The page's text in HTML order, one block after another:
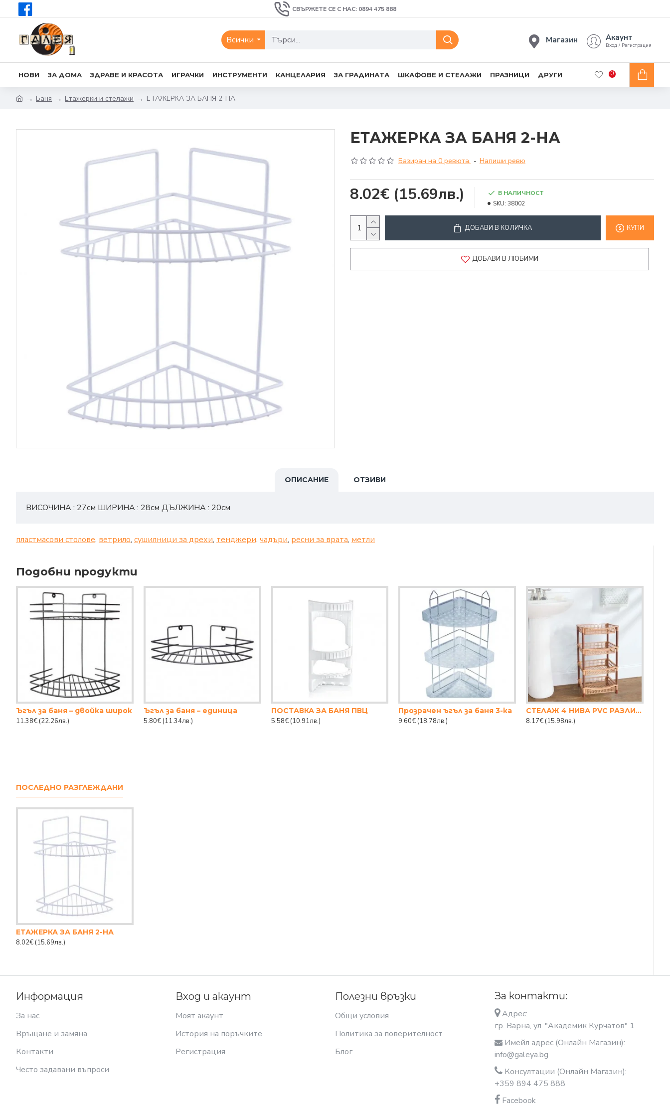
СВЪРЖЕТЕ СЕ С НАС: 0894 475 888
Всички Магазин Акаунт
Вход / Регистрация
НОВИ ЗА ДОМА ЗДРАВЕ И КРАСОТА ИГРАЧКИ ИНСТРУМЕНТИ КАНЦЕЛАРИЯ ЗА ГРАДИНАТА ШКАФОВЕ И СТЕЛАЖИ ПРАЗНИЦИ ДРУГИ 0
Баня Етажерки и стелажи ЕТАЖЕРКА ЗА БАНЯ 2-НА
ЕТАЖЕРКА ЗА БАНЯ 2-НА
Базиран на 0 ревюта. - Напиши ревю
8.02€ (15.69лв.)
В НАЛИЧНОСТ
SKU: 38002
ДОБАВИ В КОЛИЧКА КУПИ
ДОБАВИ В ЛЮБИМИ
ОПИСАНИЕ ОТЗИВИ
ВИСОЧИНА : 27см ШИРИНА : 28см ДЪЛЖИНА : 20см
пластмасови столове, ветрило, сушилници за дрехи, тенджери, чадъри, ресни за врата, метли
Подобни продукти
Ъгъл за баня – двойка широк
11.38€ (22.26лв.)
Ъгъл за баня – единица
5.80€ (11.34лв.)
ПОСТАВКА ЗА БАНЯ ПВЦ
5.58€ (10.91лв.)
Прозрачен ъгъл за баня 3-ка
9.60€ (18.78лв.)
СТЕЛАЖ 4 НИВА PVC РАЗЛИЧНИ ЦВЕТОВЕ
8.17€ (15.98лв.)
ПОСЛЕДНО РАЗГЛЕЖДАНИ
ЕТАЖЕРКА ЗА БАНЯ 2-НА
8.02€ (15.69лв.)
Информация
За нас
Връщане и замяна
Контакти
Често задавани въпроси
Вход и акаунт
Моят акаунт
История на поръчките
Регистрация
Полезни връзки
Общи условия
Политика за поверителност
Блог
За контакти:
Адрес:
гр. Варна, ул. "Академик Курчатов" 1
Имейл адрес (Онлайн Магазин):
info@galeya.bg
Консултации (Онлайн Магазин):
+359 894 475 888
Facebook